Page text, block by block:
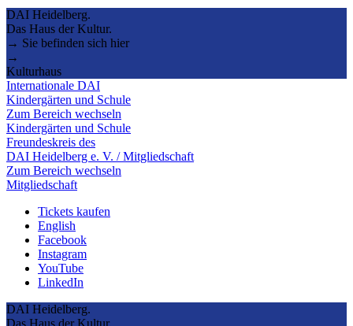
DAI Heidelberg.
Das Haus der Kultur.
→ Sie befinden sich hier
→
Kulturhaus
Internationale DAI
Kindergärten und Schule
Zum Bereich wechseln
Kindergärten und Schule
Freundeskreis des
DAI Heidelberg e. V. / Mitgliedschaft
Zum Bereich wechseln
Mitgliedschaft
Tickets kaufen
English
Facebook
Instagram
YouTube
LinkedIn
DAI Heidelberg.
Das Haus der Kultur.